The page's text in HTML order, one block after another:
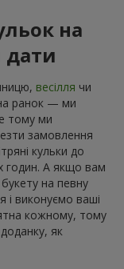
на
дати
весілля чи
ранок — ми
тому ми
замовлення
кульки до
годин. А якщо вам
на певну
і виконуємо ваші
кожному, тому
як